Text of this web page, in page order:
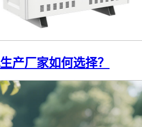
产厂家如何选择？